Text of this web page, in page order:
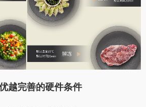
越完善的硬件条件